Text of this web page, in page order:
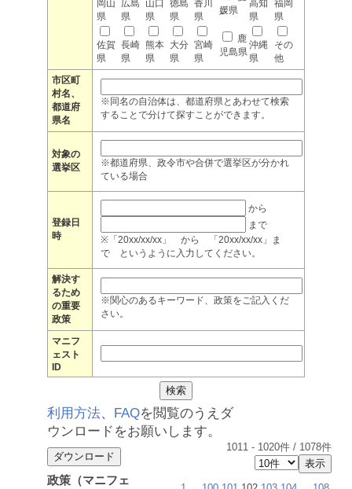
岡山
県
広島
県
山口
県
徳島
県
香川
県
媛県
高知
県
福岡
県
佐賀
県
長崎
県
熊本
県
大分
県
宮崎
県
鹿
児島県
沖縄
県
その
他
市区町
村名、
都道府
県名
※同名の自治体は、都道府県とあわせて検索
することで分けて探すことができます。
対象の
選挙区
※都道府県、政令市や合併で選挙区が分かれ
ている場合
登録日
時
から
まで
※「20xx/xx/xx」 から 「20xx/xx/xx」ま
で というように入力してください。
解決す
るため
の重要
政策
※関心のあるキーワード、政策をご記入くだ
さい。
マニフ
ェスト
ID
利用方法、 FAQを閲覧のうえダ
ウンロードをお願いします。
1011 - 1020件 / 1078件
政策（マニフェ